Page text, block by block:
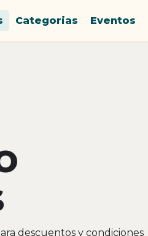
Categorias Eventos
descuentos y condiciones